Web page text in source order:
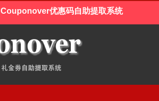
Couponover优惠码自助提取系统